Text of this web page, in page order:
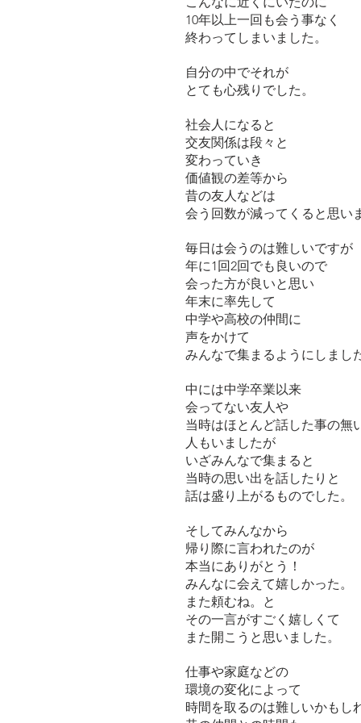
10年以上一回も会う事なく
終わってしまいました。
自分の中でそれが
とても心残りでした。
社会人になると
交友関係は段々と
変わっていき
価値観の差等から
昔の友人などは
会う回数が減ってくると思い
毎日は会うのは難しいですが
年に1回2回でも良いので
会った方が良いと思い
年末に率先して
中学や高校の仲間に
声をかけて
みんなで集まるようにしまし
中には中学卒業以来
会ってない友人や
当時はほとんど話した事の無
人もいましたが
いざみんなで集まると
当時の思い出を話したりと
話は盛り上がるものでした。
そしてみんなから
帰り際に言われたのが
本当にありがとう！
みんなに会えて嬉しかった。
また頼むね。と
その一言がすごく嬉しくて
また開こうと思いました。
仕事や家庭などの
環境の変化によって
時間を取るのは難しいかもし